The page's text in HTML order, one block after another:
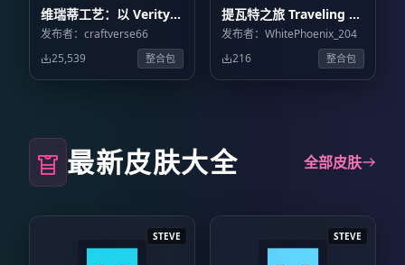
维瑞蒂工艺：以 Verity
为核心的真实恐怖体验
VerityCraft: A Realistic
Horror Experience
发布者：craftverse66
25,539
整合包
提瓦特之旅 Traveling to
Teyvat
发布者：WhitePhoenix_204
216
整合包
最新皮肤大全 全部皮肤
STEVE STEVE